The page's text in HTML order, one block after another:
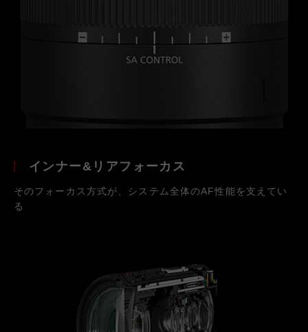
インナー&リアフォーカス
そのフォーカス方式が、システム全体のAF性能を支えてい
る